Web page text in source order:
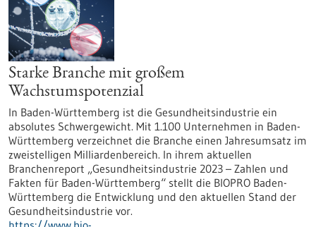
Starke Branche mit großem
Wachstumspotenzial
In Baden-Württemberg ist die Gesundheitsindustrie ein
absolutes Schwergewicht. Mit 1.100 Unternehmen in Baden-
Württemberg verzeichnet die Branche einen Jahresumsatz im
zweistelligen Milliardenbereich. In ihrem aktuellen
Branchenreport „Gesundheitsindustrie 2023 – Zahlen und
Fakten für Baden-Württemberg“ stellt die BIOPRO Baden-
Württemberg die Entwicklung und den aktuellen Stand der
Gesundheitsindustrie vor.